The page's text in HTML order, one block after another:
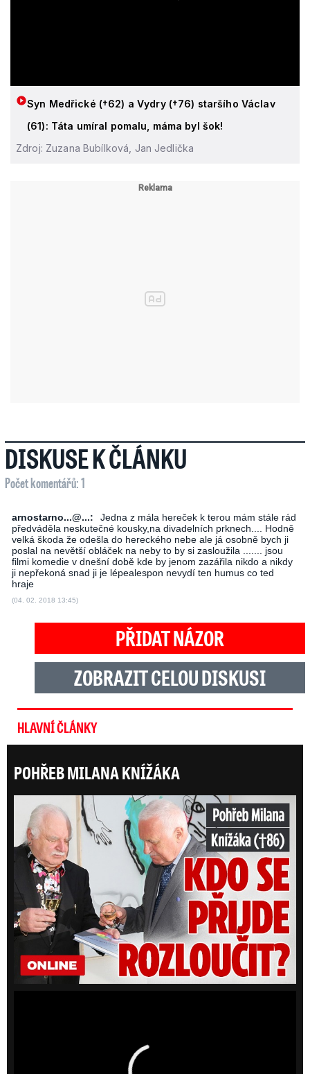
Syn Medřické (†62) a Vydry (†76) staršího Václav
(61): Táta umíral pomalu, máma byl šok!
Zdroj: Zuzana Bubílková, Jan Jedlička
DISKUSE K ČLÁNKU
Počet komentářů: 1
arnostarno...@...:
Jedna z mála hereček k terou mám stále rád
předváděla neskutečné kousky,na divadelních prknech.... Hodně
velká škoda že odešla do hereckého nebe ale já osobně bych ji
poslal na nevětší obláček na neby to by si zasloužila ....... jsou
filmi komedie v dnešní době kde by jenom zazářila nikdo a nikdy
ji nepřekoná snad ji je lépealespon nevydí ten humus co ted
hraje
(04. 02. 2018 13:45)
PŘIDAT NÁZOR
ZOBRAZIT CELOU DISKUSI
HLAVNÍ ČLÁNKY
POHŘEB MILANA KNÍŽÁKA